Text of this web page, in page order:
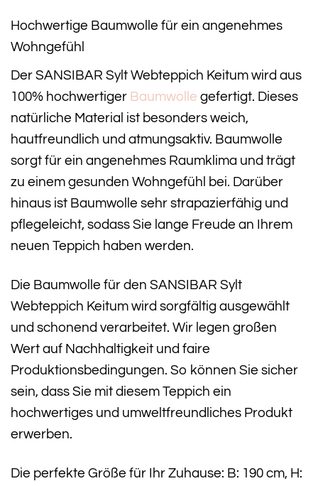
Hochwertige Baumwolle für ein angenehmes
Wohngefühl
Der SANSIBAR Sylt Webteppich Keitum wird aus
100% hochwertiger Baumwolle gefertigt. Dieses
natürliche Material ist besonders weich,
hautfreundlich und atmungsaktiv. Baumwolle
sorgt für ein angenehmes Raumklima und trägt
zu einem gesunden Wohngefühl bei. Darüber
hinaus ist Baumwolle sehr strapazierfähig und
pflegeleicht, sodass Sie lange Freude an Ihrem
neuen Teppich haben werden.
Die Baumwolle für den SANSIBAR Sylt
Webteppich Keitum wird sorgfältig ausgewählt
und schonend verarbeitet. Wir legen großen
Wert auf Nachhaltigkeit und faire
Produktionsbedingungen. So können Sie sicher
sein, dass Sie mit diesem Teppich ein
hochwertiges und umweltfreundliches Produkt
erwerben.
Die perfekte Größe für Ihr Zuhause: B: 190 cm, H: